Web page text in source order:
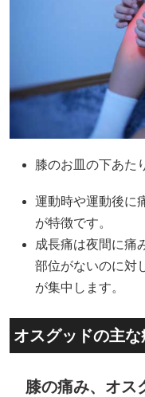
膝のお皿の下あた
運動時や運動後に
が特徴です。
成長痛は夜間に痛
部位がないのに対
が集中します。
オスグッドの主
膝の痛み、オス